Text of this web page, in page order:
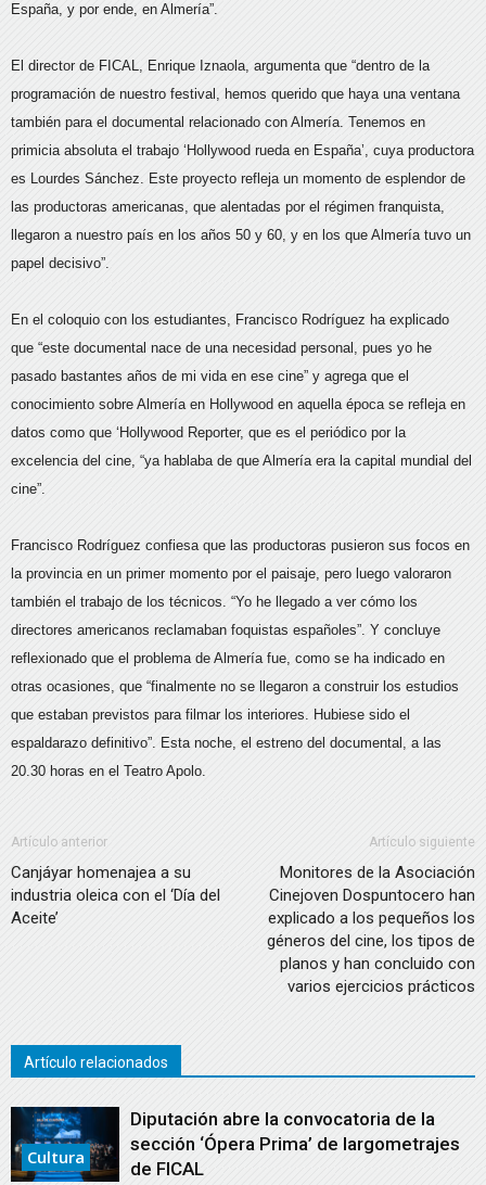
España, y por ende, en Almería”.
El director de FICAL, Enrique Iznaola, argumenta que “dentro de la
programación de nuestro festival, hemos querido que haya una ventana
también para el documental relacionado con Almería. Tenemos en
primicia absoluta el trabajo ‘Hollywood rueda en España’, cuya productora
es Lourdes Sánchez. Este proyecto refleja un momento de esplendor de
las productoras americanas, que alentadas por el régimen franquista,
llegaron a nuestro país en los años 50 y 60, y en los que Almería tuvo un
papel decisivo”.
En el coloquio con los estudiantes, Francisco Rodríguez ha explicado
que “este documental nace de una necesidad personal, pues yo he
pasado bastantes años de mi vida en ese cine” y agrega que el
conocimiento sobre Almería en Hollywood en aquella época se refleja en
datos como que ‘Hollywood Reporter, que es el periódico por la
excelencia del cine, “ya hablaba de que Almería era la capital mundial del
cine”.
Francisco Rodríguez confiesa que las productoras pusieron sus focos en
la provincia en un primer momento por el paisaje, pero luego valoraron
también el trabajo de los técnicos. “Yo he llegado a ver cómo los
directores americanos reclamaban foquistas españoles”. Y concluye
reflexionado que el problema de Almería fue, como se ha indicado en
otras ocasiones, que “finalmente no se llegaron a construir los estudios
que estaban previstos para filmar los interiores. Hubiese sido el
espaldarazo definitivo”. Esta noche, el estreno del documental, a las
20.30 horas en el Teatro Apolo.
Artículo anterior
Canjáyar homenajea a su
industria oleica con el ‘Día del
Aceite’
Artículo siguiente
Monitores de la Asociación
Cinejoven Dospuntocero han
explicado a los pequeños los
géneros del cine, los tipos de
planos y han concluido con
varios ejercicios prácticos
Artículo relacionados
Cultura
Diputación abre la convocatoria de la
sección ‘Ópera Prima’ de largometrajes
de FICAL